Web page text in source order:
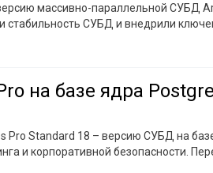
массивно-параллельной СУБД
стабильность СУБД и внедрили
на базе ядра
Pro Standard 18 – версию СУБД на
и корпоративной безопасности.